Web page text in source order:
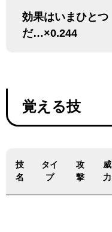
効果はいまひとつ
だ…×0.244
覚える技
技
名
タイ
プ
攻
撃
威
力